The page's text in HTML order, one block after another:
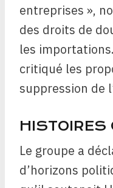
entreprises »,
des droits de
les
critiqué les
suppression de
HISTOIRES
Le groupe a
d’horizons